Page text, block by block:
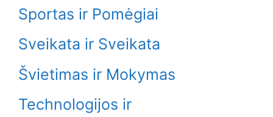
Sportas ir Pomėgiai
Sveikata ir Sveikata
Švietimas ir Mokymas
Technologijos ir